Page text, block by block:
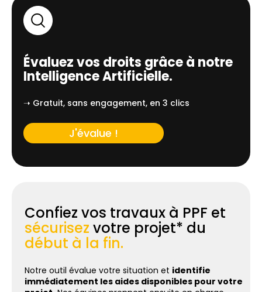
Évaluez vos droits grâce à notre
Intelligence Artificielle.
➝ Gratuit, sans engagement, en 3 clics
J'évalue !
Confiez vos travaux à PPF et
sécurisez votre projet* du
début à la fin.
Notre outil évalue votre situation et identifie
immédiatement les aides disponibles pour votre